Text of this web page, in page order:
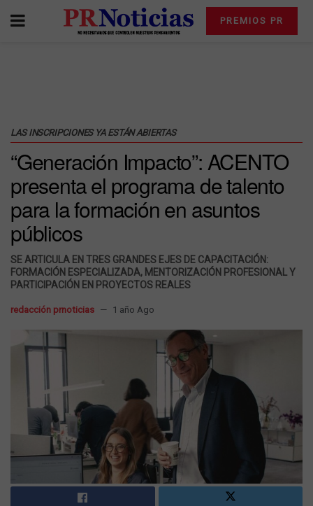
PREMIOS PR
LAS INSCRIPCIONES YA ESTÁN ABIERTAS
“Generación Impacto”: ACENTO
presenta el programa de talento
para la formación en asuntos
públicos
SE ARTICULA EN TRES GRANDES EJES DE CAPACITACIÓN:
FORMACIÓN ESPECIALIZADA, MENTORIZACIÓN PROFESIONAL Y
PARTICIPACIÓN EN PROYECTOS REALES
redacción prnoticias 1 año Ago